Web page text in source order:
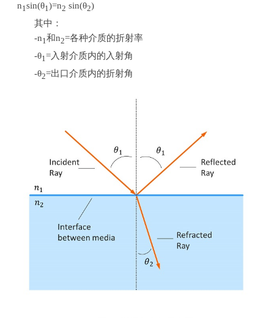
n1sin(θ1)=n2 sin(θ2)
其中：
-n1和n2=各种介质的折射率
-θ1=入射介质内的入射角
-θ2=出口介质内的折射角